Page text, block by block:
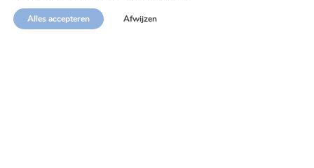
Alles accepteren Afwijzen